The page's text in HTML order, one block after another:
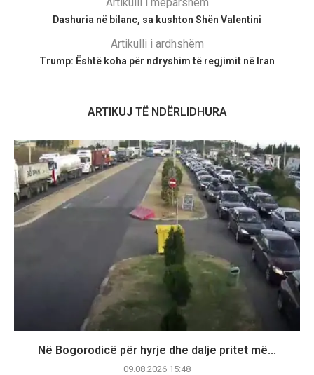
Dashuria në bilanc, sa kushton Shën Valentini
Artikulli i ardhshëm
Trump: Është koha për ndryshim të regjimit në Iran
ARTIKUJ TË NDËRLIDHURA
Në Bogorodicë për hyrje dhe dalje pritet më...
09.08.2026 15:48